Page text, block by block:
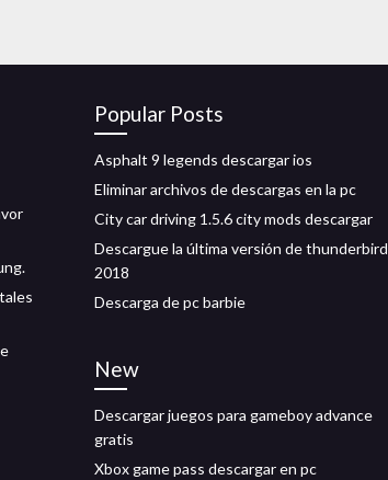
Popular Posts
Asphalt 9 legends descargar ios
Eliminar archivos de descargas en la pc
City car driving 1.5.6 city mods descargar
Descargue la última versión de thunderbird
2018
Descarga de pc barbie
New
Descargar juegos para gameboy advance
gratis
Xbox game pass descargar en pc